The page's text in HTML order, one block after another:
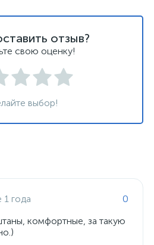
отзыв?
свою оценку!
выбор!
года
0
комфортные, за такую